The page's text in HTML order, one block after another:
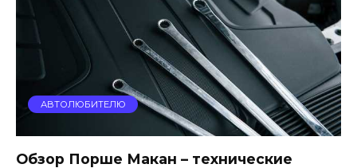
АВТОЛЮБИТЕЛЮ
Обзор Порше Макан – технические